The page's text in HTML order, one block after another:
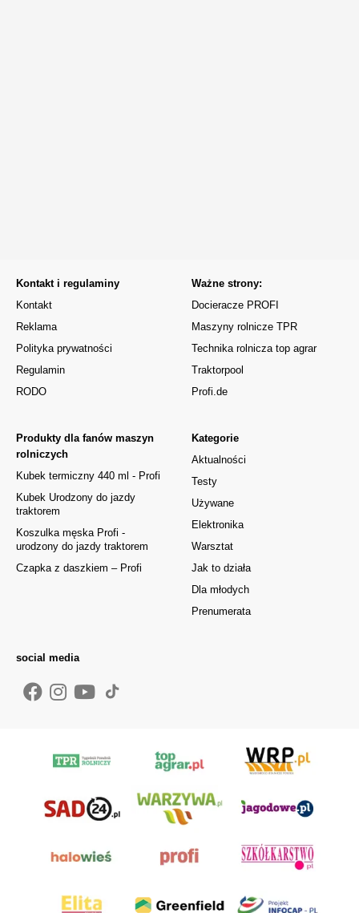
Kontakt i regulaminy
Kontakt
Reklama
Polityka prywatności
Regulamin
RODO
Kategorie
Aktualności
Testy
Używane
Elektronika
Warsztat
Jak to działa
Dla młodych
Prenumerata
Produkty dla fanów maszyn
rolniczych
Kubek termiczny 440 ml - Profi
Kubek Urodzony do jazdy
traktorem
Koszulka męska Profi -
urodzony do jazdy traktorem
Czapka z daszkiem – Profi
Ważne strony:
Docieracze PROFI
Maszyny rolnicze TPR
Technika rolnicza top agrar
Traktorpool
Profi.de
social media